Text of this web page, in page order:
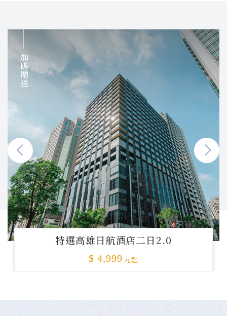
加碼贈送
特選高雄日航酒店二日2.0
$ 4,999 元起